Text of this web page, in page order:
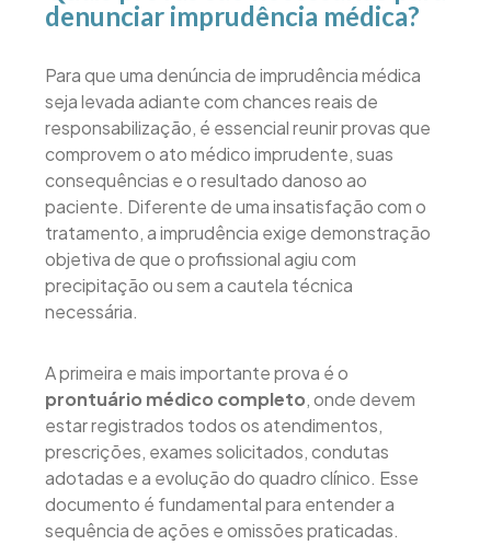
denunciar imprudência médica?
Para que uma denúncia de imprudência médica
seja levada adiante com chances reais de
responsabilização, é essencial reunir provas que
comprovem o ato médico imprudente, suas
consequências e o resultado danoso ao
paciente. Diferente de uma insatisfação com o
tratamento, a imprudência exige demonstração
objetiva de que o profissional agiu com
precipitação ou sem a cautela técnica
necessária.
A primeira e mais importante prova é o
prontuário médico completo, onde devem
estar registrados todos os atendimentos,
prescrições, exames solicitados, condutas
adotadas e a evolução do quadro clínico. Esse
documento é fundamental para entender a
sequência de ações e omissões praticadas.